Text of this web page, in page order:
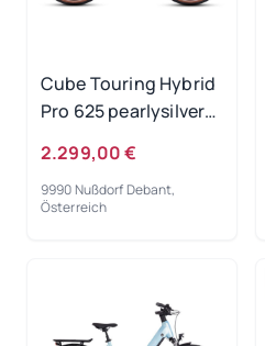
Cube Touring Hybrid
Pro 625 pearlysilver
50 cm -
Ausstellungsrad
2.299,00 €
9990 Nußdorf Debant,
Österreich